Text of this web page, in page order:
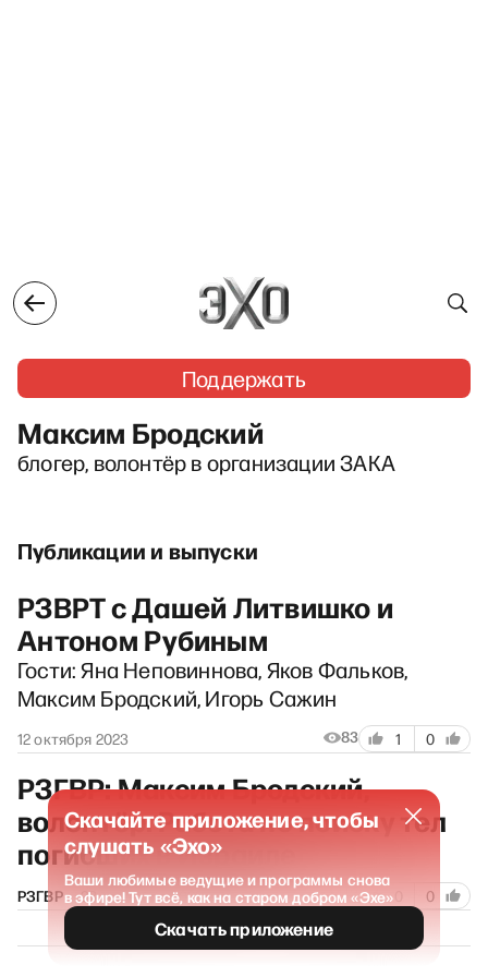
Поддержать
Максим Бродский
блогер, волонтёр в организации ЗАКА
Публикации и выпуски
РЗВРТ с Дашей Литвишко и
Антоном Рубиным
Гости: Яна Неповиннова, Яков Фальков,
Максим Бродский, Игорь Сажин
12 октября 2023 83 1 0
РЗГВР: Максим Бродский,
волонтёр. Работа по поиску тел
погибших в Израиле
РЗГВР 28 сентября 2022 113 0
Скачайте приложение, чтобы
слушать «Эхо»
Ваши любимые ведущие и программы снова
в эфире! Тут всё, как на старом добром «Эхе»
Скачать приложение